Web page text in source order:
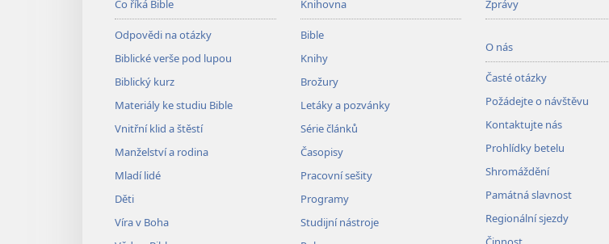
Co říká Bible
Odpovědi na otázky
Biblické verše pod lupou
Biblický kurz
Materiály ke studiu Bible
Vnitřní klid a štěstí
Manželství a rodina
Mladí lidé
Děti
Víra v Boha
Knihovna
Bible
Knihy
Brožury
Letáky a pozvánky
Série článků
Časopisy
Pracovní sešity
Programy
Studijní nástroje
Zprávy
O nás
Časté otázky
Požádejte o návštěvu
Kontaktujte nás
Prohlídky betelu
Shromáždění
Památná slavnost
Regionální sjezdy